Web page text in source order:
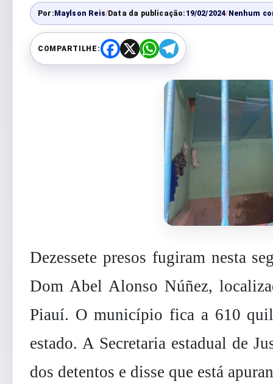
Por:Maylson Reis/Data da publicação: 19/02/2024/Nenhum
COMPARTILHE:
F
a
X
W
h
T
e
e
g
r
a
m
Dezessete presos fugiram nesta
Dom Abel Alonso Núñez,
Piauí. O município fica a 610
estado. A Secretaria estadual de
dos detentos e disse que está